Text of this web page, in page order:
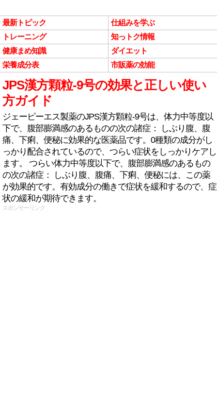
最新トピック
仕組みを学ぶ
トレーニング
知っトク情報
健康まめ知識
ダイエット
栄養成分表
市販薬の効能
JPS漢方顆粒-9号の効果と正しい使い
方ガイド
ジェーピーエス製薬のJPS漢方顆粒-9号は、体力中等度以
下で、腹部膨満感のあるものの次の諸症： しぶり腹、腹
痛、下痢、便秘に効果的な医薬品です。0種類の成分がし
っかり配合されているので、つらい症状をしっかりケアし
ます。 つらい体力中等度以下で、腹部膨満感のあるもの
の次の諸症： しぶり腹、腹痛、下痢、便秘には、この薬
が効果的です。有効成分の働きで症状を緩和するので、症
状の緩和が期待できます。
スポンサーリンク